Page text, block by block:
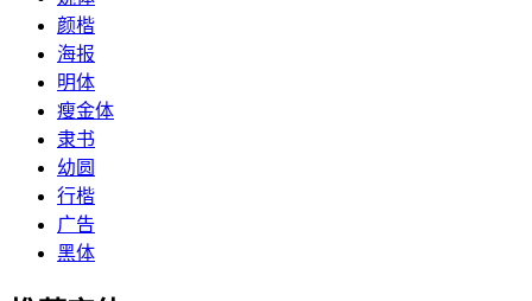
颜楷
海报
明体
瘦金体
隶书
幼圆
行楷
广告
黑体